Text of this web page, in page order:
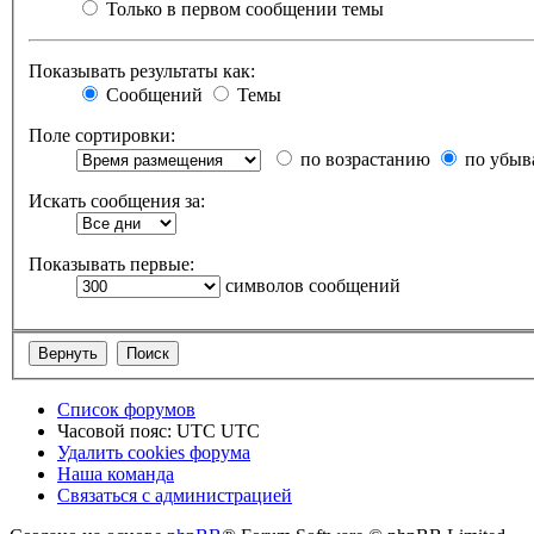
Только в первом сообщении темы
Показывать результаты как:
Сообщений
Темы
Поле сортировки:
по возрастанию
по
Искать сообщения за:
Показывать первые:
символов сообщений
Список форумов
Часовой пояс: UTC UTC
Удалить cookies форума
Наша команда
Связаться с администрацией